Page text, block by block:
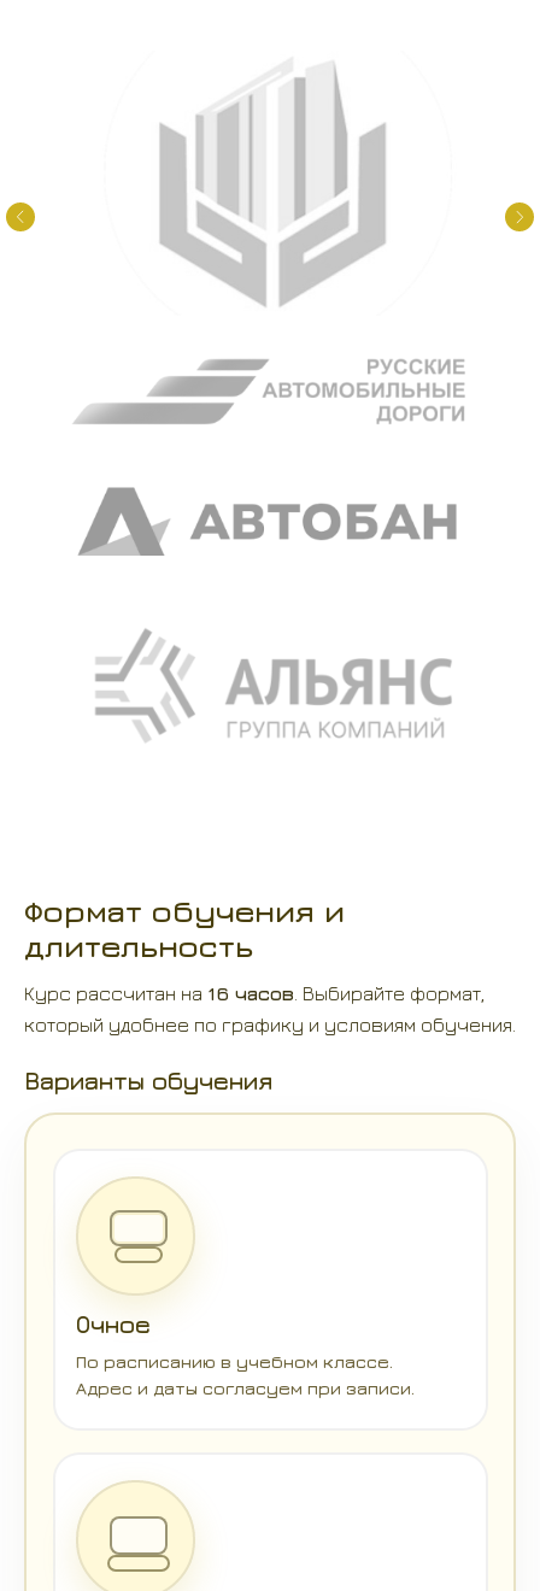
Формат обучения и
длительность
Курс рассчитан на 16 часов . Выбирайте формат,
который удобнее по графику и условиям обучения.
Варианты обучения
Очное
По расписанию в учебном классе.
Адрес и даты согласуем при записи.